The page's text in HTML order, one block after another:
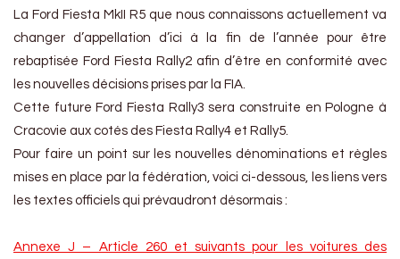
La Ford Fiesta MkII R5 que nous connaissons actuellement va
changer d’appellation d’ici à la fin de l’année pour être
rebaptisée Ford Fiesta Rally2 afin d’être en conformité avec
les nouvelles décisions prises par la FIA.
Cette future Ford Fiesta Rally3 sera construite en Pologne à
Cracovie aux cotés des Fiesta Rally4 et Rally5.
Pour faire un point sur les nouvelles dénominations et règles
mises en place par la fédération, voici ci-dessous, les liens vers
les textes officiels qui prévaudront désormais :
Annexe J – Article 260 et suivants pour les voitures des